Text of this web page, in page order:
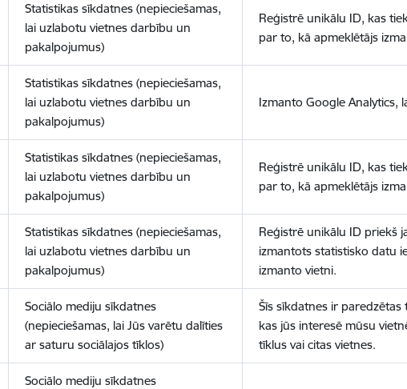
Statistikas sīkdatnes (nepieciešamas,
lai uzlabotu vietnes darbību un
pakalpojumus)
Reģistrē unikālu ID, kas
par to, kā apmeklētājs
Statistikas sīkdatnes (nepieciešamas,
lai uzlabotu vietnes darbību un
pakalpojumus)
Izmanto Google Analytics,
Statistikas sīkdatnes (nepieciešamas,
lai uzlabotu vietnes darbību un
pakalpojumus)
Reģistrē unikālu ID, kas
par to, kā apmeklētājs
Statistikas sīkdatnes (nepieciešamas,
lai uzlabotu vietnes darbību un
pakalpojumus)
Reģistrē unikālu ID priekš
izmantots statistisko datu
izmanto vietni.
Sociālo mediju sīkdatnes
(nepieciešamas, lai Jūs varētu dalīties
ar saturu sociālajos tīklos)
Šīs sīkdatnes ir
kas jūs interesē mūsu
tīklus vai citas vietnes.
Sociālo mediju sīkdatnes